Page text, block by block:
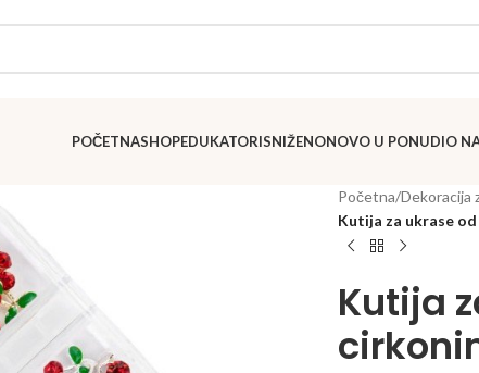
POČETNASHOPEDUKATORISNIŽENONOVO U PONUDIO
Početna/Dekoracija
Kutija za ukrase
Kutija